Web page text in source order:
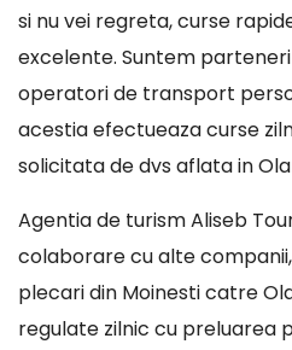
si nu vei regreta, curse
excelente. Suntem
operatori de transport
acestia efectueaza curse
solicitata de dvs aflata in
Agentia de turism Aliseb
colaborare cu alte
plecari din Moinesti catre
regulate zilnic cu preluarea